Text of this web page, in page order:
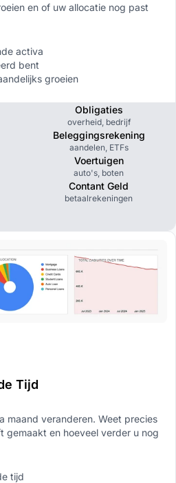
en of uw allocatie nog past
activa
bent
groeien
Obligaties
overheid, bedrijf
Beleggingsrekening
aandelen, ETFs
Voertuigen
auto's, boten
Contant Geld
betaalrekeningen
Tijd
maand veranderen. Weet precies
gemaakt en hoeveel verder u nog
tijd